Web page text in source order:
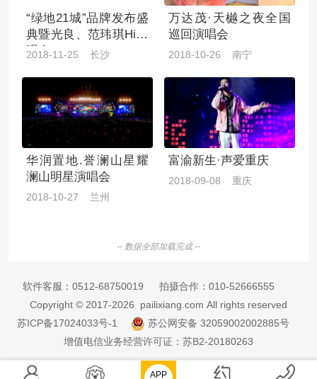
“绿地21城”品牌发布盛
典暨光良、范玮琪High
唱会
2018-11-25 长沙
万达茂·天樾之夜全国
巡回演唱会
2018-10-26 南宁
华润置地.誉澜山星耀
澜山明星演唱会
2018-10-27 兰州
富渝新生·声爱重庆
2018-09-08 重庆
-- 数据全部加载完成 --
软件客服： 0512-68750019 拍摄合作： 010-52666555
Copyright © 2017-2026 pailixiang.com All rights reserved
苏ICP备17024033号-1
苏公网安备 32059002002885号
增值电信业务经营许可证：苏B2-20180263
APP